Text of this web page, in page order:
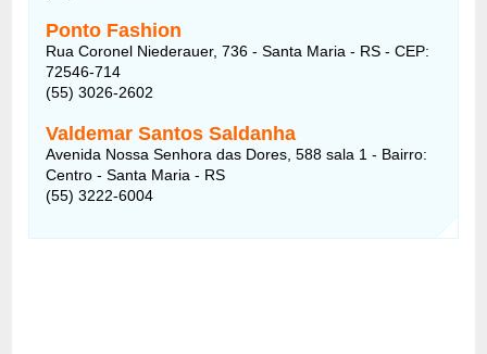
Ponto Fashion
Rua Coronel Niederauer, 736 - Santa Maria - RS - CEP:
72546-714
(55) 3026-2602
Valdemar Santos Saldanha
Avenida Nossa Senhora das Dores, 588 sala 1 - Bairro:
Centro - Santa Maria - RS
(55) 3222-6004